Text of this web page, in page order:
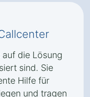
die Lösung
sind. Sie
Hilfe für
und tragen